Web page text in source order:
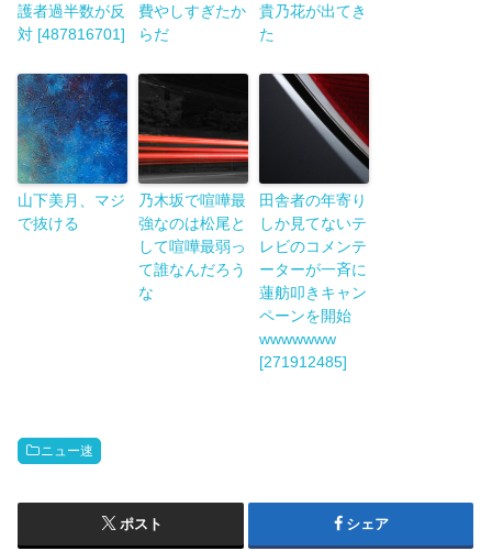
護者過半数が反
対 [487816701]
費やしすぎたか
らだ
貴乃花が出てき
た
山下美月、マジ
で抜ける
乃木坂で喧嘩最
強なのは松尾と
して喧嘩最弱っ
て誰なんだろう
な
田舎者の年寄り
しか見てないテ
レビのコメンテ
ーターが一斉に
蓮舫叩きキャン
ペーンを開始
wwwwwww
[271912485]
ニュー速
ポスト シェア